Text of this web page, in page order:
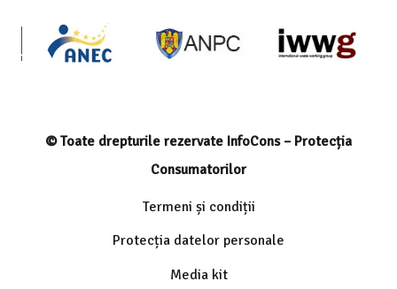
© Toate drepturile rezervate InfoCons – Protecția
Consumatorilor
Termeni și condiții
Protecția datelor personale
Media kit